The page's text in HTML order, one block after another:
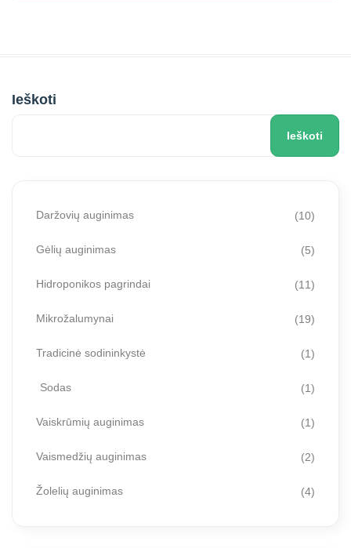
Ieškoti
Ieškoti
Daržovių auginimas (10)
Gėlių auginimas (5)
Hidroponikos pagrindai (11)
Mikrožalumynai (19)
Tradicinė sodininkystė (1)
Sodas (1)
Vaiskrūmių auginimas (1)
Vaismedžių auginimas (2)
Žolelių auginimas (4)